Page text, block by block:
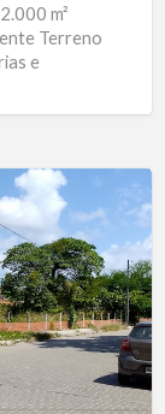
m²
Terreno
e